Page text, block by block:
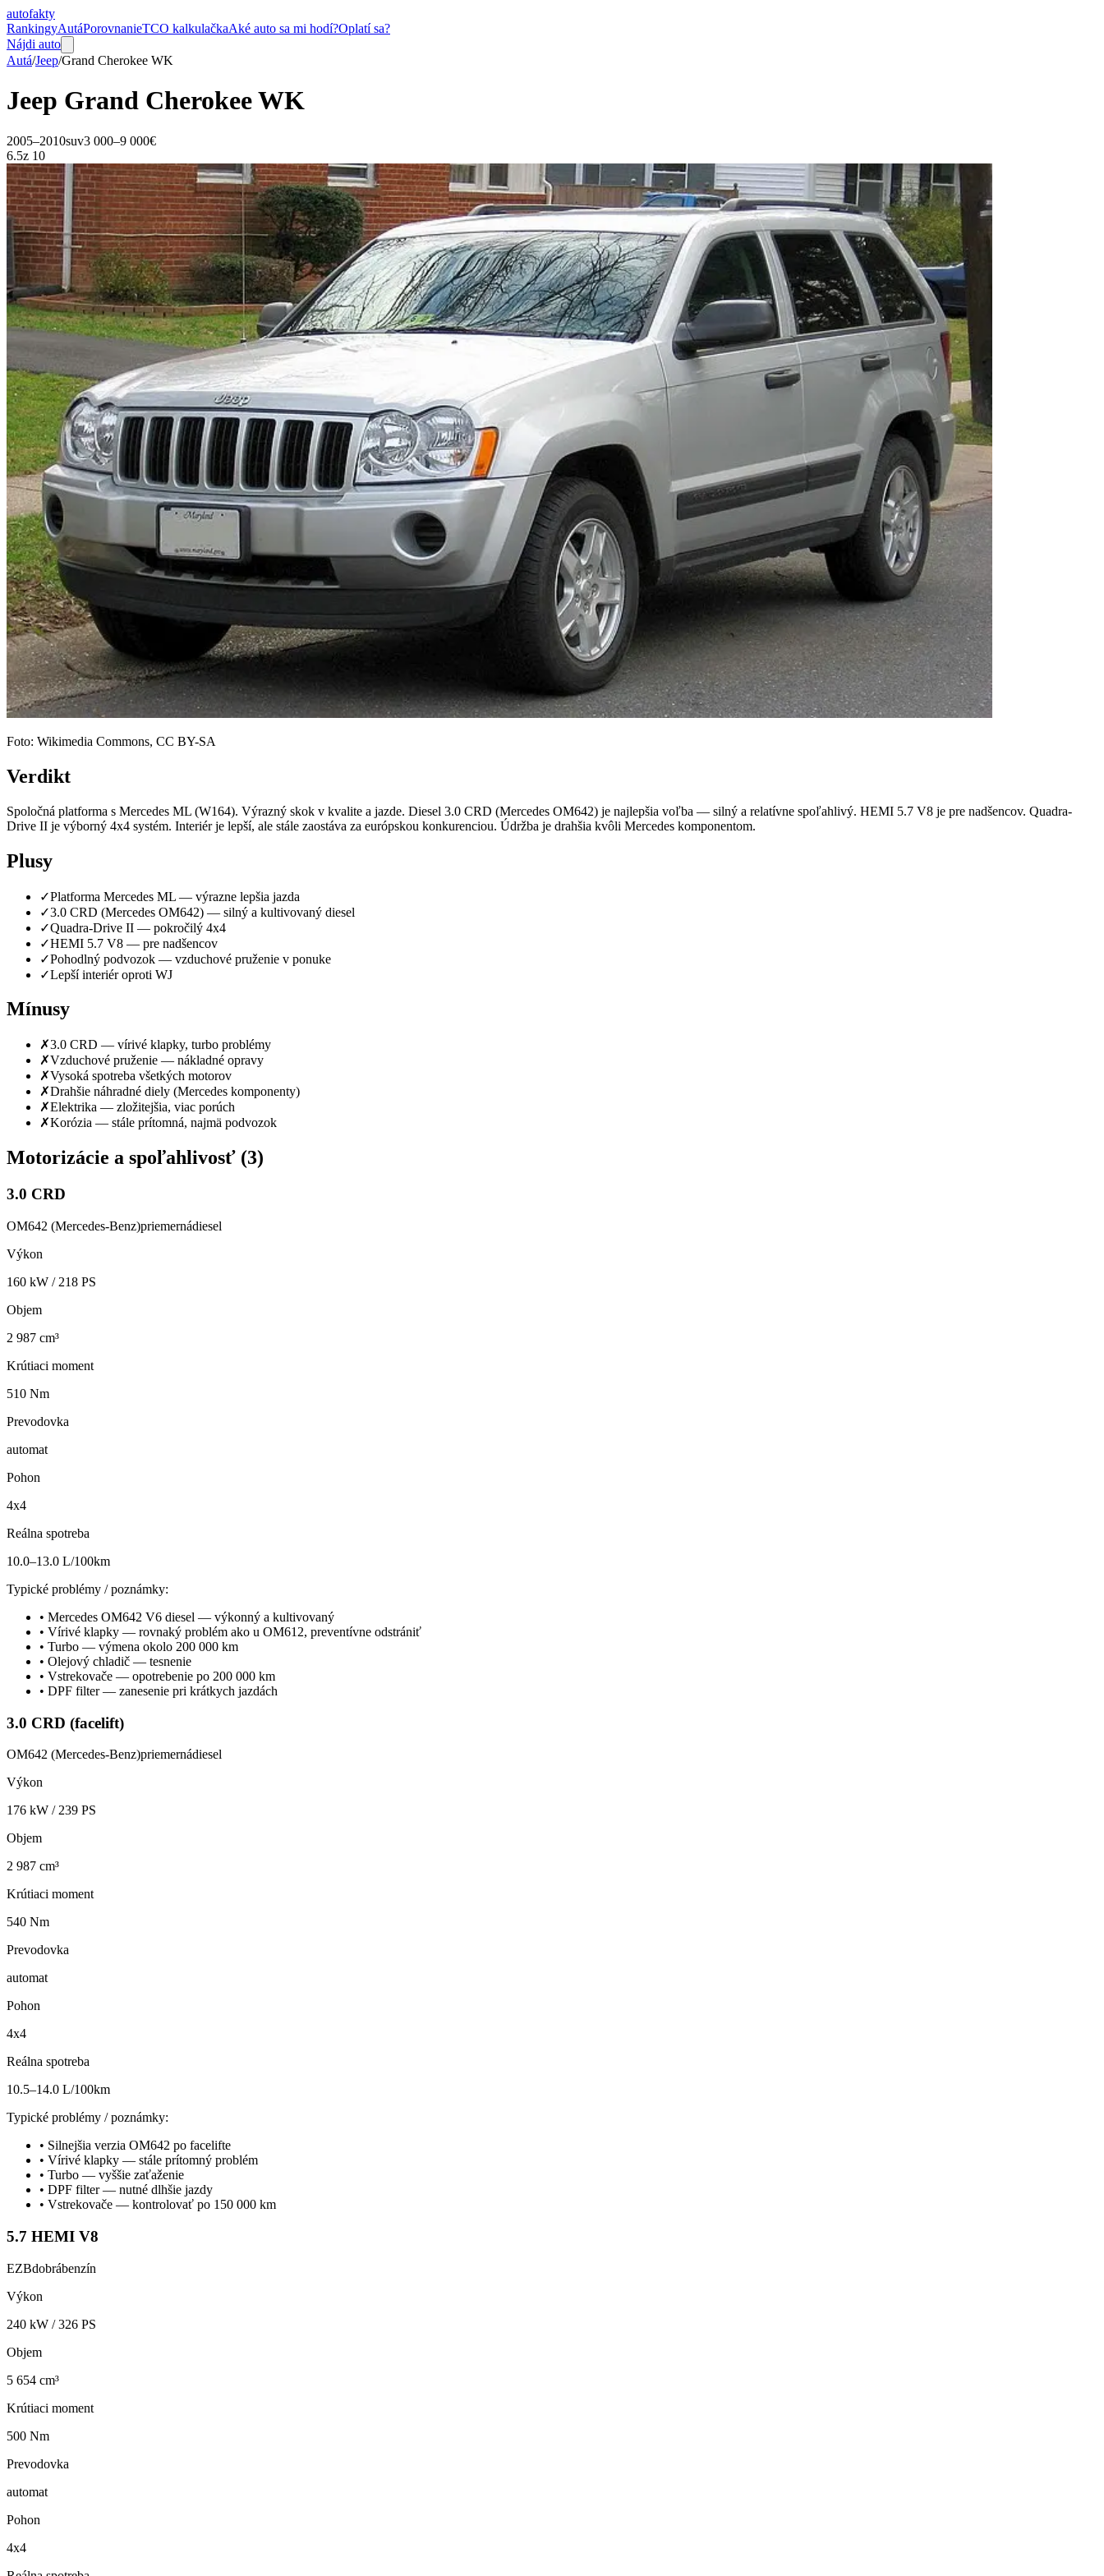
autofakty
RankingyAutáPorovnanieTCO kalkulačkaAké auto sa mi hodí?Oplatí sa?
Nájdi auto
Autá/Jeep/Grand Cherokee WK
Jeep Grand CherokeeWK
2005–2010suv3 000–9 000€
6.5z 10
Foto: Wikimedia Commons, CC BY-SA
Verdikt
Spoločná platforma s Mercedes ML (W164). Výrazný skok v kvalite a jazde. Diesel 3.0 CRD (Mercedes OM642) je najlepšia voľba — silný a relatívne spoľahlivý. HEMI 5.7 V8 je pre nadšencov. Quadra-
Drive II je výborný 4x4 systém. Interiér je lepší, ale stále zaostáva za európskou konkurenciou. Údržba je drahšia kvôli Mercedes komponentom.
Plusy
✓Platforma Mercedes ML — výrazne lepšia jazda
✓3.0 CRD (Mercedes OM642) — silný a kultivovaný diesel
✓Quadra-Drive II — pokročilý 4x4
✓HEMI 5.7 V8 — pre nadšencov
✓Pohodlný podvozok — vzduchové pruženie v ponuke
✓Lepší interiér oproti WJ
Mínusy
✗3.0 CRD — vírivé klapky, turbo problémy
✗Vzduchové pruženie — nákladné opravy
✗Vysoká spotreba všetkých motorov
✗Drahšie náhradné diely (Mercedes komponenty)
✗Elektrika — zložitejšia, viac porúch
✗Korózia — stále prítomná, najmä podvozok
Motorizácie a spoľahlivosť (3)
3.0 CRD
OM642 (Mercedes-Benz)priemernádiesel
Výkon
160 kW / 218 PS
Objem
2 987 cm³
Krútiaci moment
510 Nm
Prevodovka
automat
Pohon
4x4
Reálna spotreba
10.0–13.0 L/100km
Typické problémy / poznámky:
• Mercedes OM642 V6 diesel — výkonný a kultivovaný
• Vírivé klapky — rovnaký problém ako u OM612, preventívne odstrániť
• Turbo — výmena okolo 200 000 km
• Olejový chladič — tesnenie
• Vstrekovače — opotrebenie po 200 000 km
• DPF filter — zanesenie pri krátkych jazdách
3.0 CRD (facelift)
OM642 (Mercedes-Benz)priemernádiesel
Výkon
176 kW / 239 PS
Objem
2 987 cm³
Krútiaci moment
540 Nm
Prevodovka
automat
Pohon
4x4
Reálna spotreba
10.5–14.0 L/100km
Typické problémy / poznámky:
• Silnejšia verzia OM642 po facelifte
• Vírivé klapky — stále prítomný problém
• Turbo — vyššie zaťaženie
• DPF filter — nutné dlhšie jazdy
• Vstrekovače — kontrolovať po 150 000 km
5.7 HEMI V8
EZBdobrábenzín
Výkon
240 kW /326 PS
Objem
5 654 cm³
Krútiaci moment
500 Nm
Prevodovka
automat
Pohon
4x4